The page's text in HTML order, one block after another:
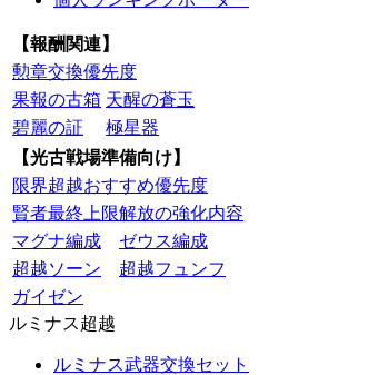
【報酬関連】
勲章交換優先度
果報の古箱 天醒の蒼玉
碧麗の証
極星器
【光古戦場準備向け】
限界超越おすすめ優先度
賢者最終上限解放の強化内容
マグナ編成
ゼウス編成
超越ソーン
超越フュンフ
ガイゼン
ルミナス超越
ルミナス武器交換セット